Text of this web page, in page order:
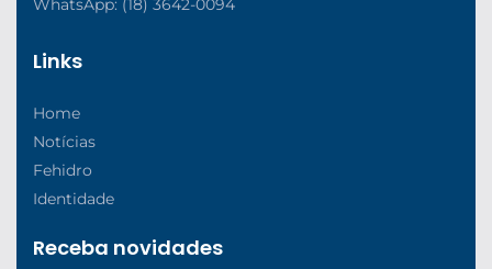
WhatsApp: (18) 3642-0094
Links
Home
Notícias
Fehidro
Identidade
Receba novidades